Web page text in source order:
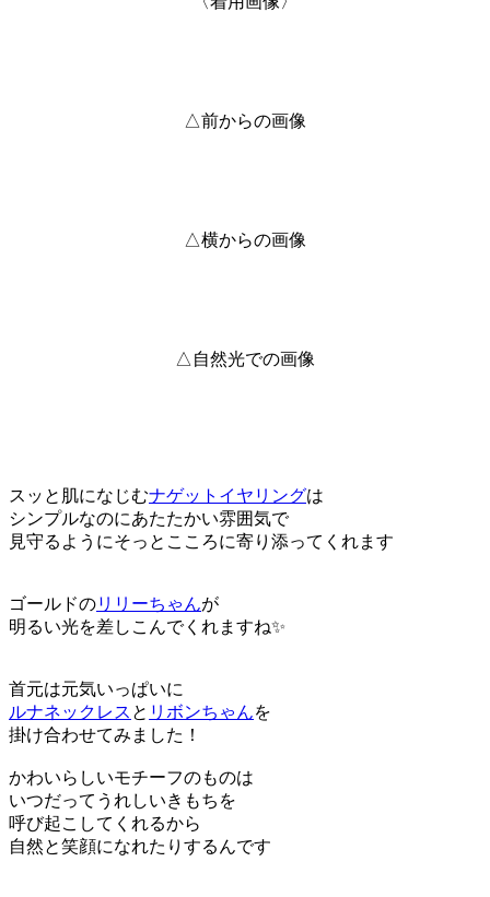
△前からの画像
△横からの画像
△自然光での画像
スッと肌になじむナゲットイヤリングは
シンプルなのにあたたかい雰囲気で
見守るようにそっとこころに寄り添ってくれます
ゴールドのリリーちゃんが
明るい光を差しこんでくれますね✨
首元は元気いっぱいに
ルナネックレス と リボンちゃんを
掛け合わせてみました！
かわいらしいモチーフのものは
いつだってうれしいきもちを
呼び起こしてくれるから
自然と笑顔になれたりするんです